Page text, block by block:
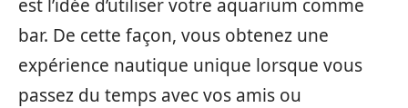
est l’idée d’utiliser votre aquarium comme
bar. De cette façon, vous obtenez une
expérience nautique unique lorsque vous
passez du temps avec vos amis ou